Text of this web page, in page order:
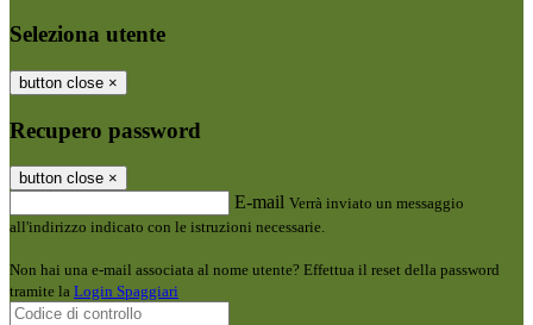
Seleziona utente
button close ×
Recupero password
button close ×
E-mail Verrà inviato un messaggio
all'indirizzo indicato con le istruzioni necessarie.
Non hai una e-mail associata al nome utente? Effettua il reset della password
tramite la Login Spaggiari